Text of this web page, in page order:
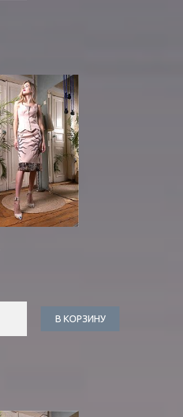
В КОРЗИНУ